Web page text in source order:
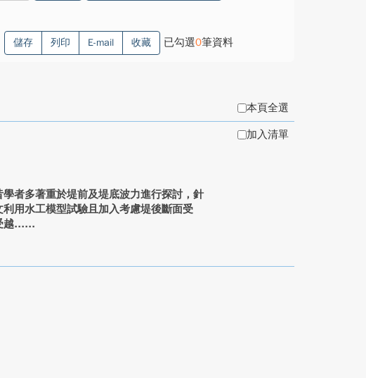
儲存 列印 E-mail 收藏 已勾選0筆資料
本頁全選
者多著重於堤前及堤底波力進行探討，針
用水工模型試驗且加入考慮堤後斷面受
越...
加入清單